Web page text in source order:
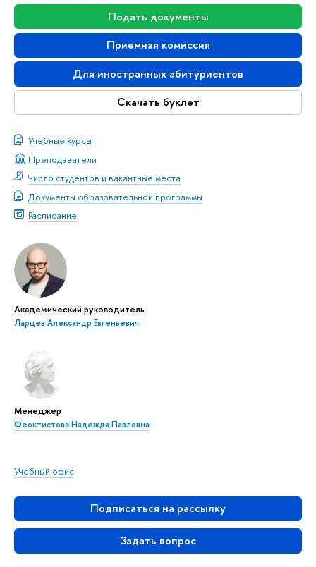
Подать документы
Приемная комиссия
Для иностранных абитуриентов
Скачать буклет
Учебные курсы
Преподаватели
Число студентов и вакантные места
Документы образовательной программы
Расписание
Академический руководитель
Ларцев Александр Евгеньевич
Менеджер
Феоктистова Надежда Павловна
Учебный офис
Подписаться на рассылку
Задать вопрос